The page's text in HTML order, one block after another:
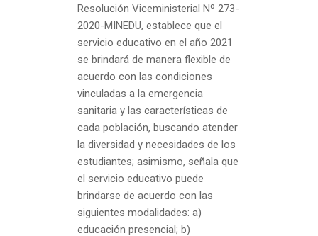
Resolución Viceministerial Nº 273-
2020-MINEDU, establece que el
servicio educativo en el año 2021
se brindará de manera flexible de
acuerdo con las condiciones
vinculadas a la emergencia
sanitaria y las características de
cada población, buscando atender
la diversidad y necesidades de los
estudiantes; asimismo, señala que
el servicio educativo puede
brindarse de acuerdo con las
siguientes modalidades: a)
educación presencial; b)